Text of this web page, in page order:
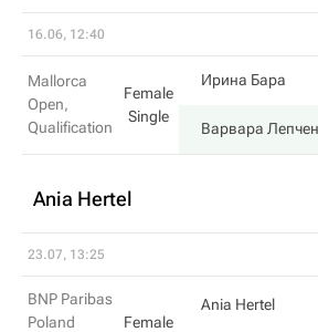
16.06, 12:40
Mallorca
Open,
Qualification
Female
Single
Ирина Бара
Варвара
Ania Hertel
23.07, 13:25
BNP Paribas
Poland
Female
Ania Hertel